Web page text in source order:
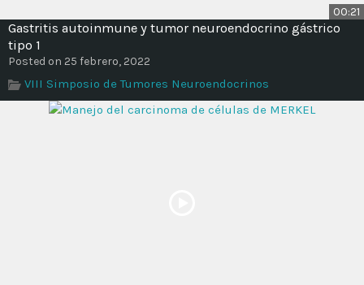
00:21
Gastritis autoinmune y tumor neuroendocrino gástrico
tipo 1
Posted on 25 febrero, 2022
VIII Simposio de Tumores Neuroendocrinos